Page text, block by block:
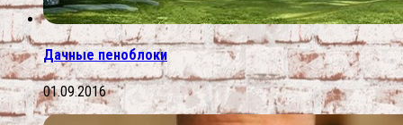
Дачные пеноблоки
01.09.2016